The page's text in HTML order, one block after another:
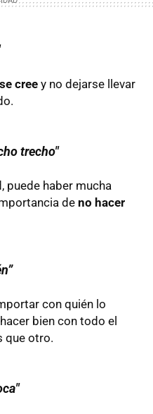
cree y no dejarse llevar
trecho"
puede haber mucha
de no hacer
con quién lo
bien con todo el
que otro.